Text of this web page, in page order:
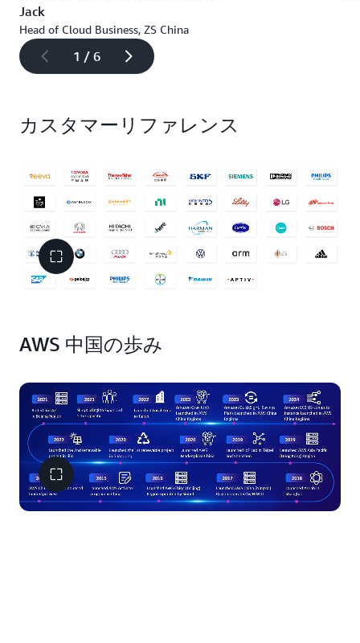
Jack
Head of Cloud Business, ZS China
1 / 6
カスタマーリファレンス
AWS 中国の歩み